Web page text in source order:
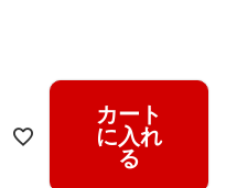
カート
に入れ
る